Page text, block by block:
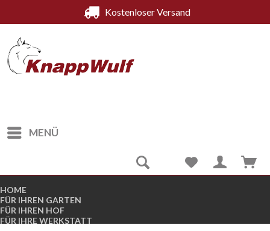
Kostenloser
MENÜ
HOME
FÜR IHREN GARTEN
FÜR IHREN HOF
FÜR IHRE WERKSTATT